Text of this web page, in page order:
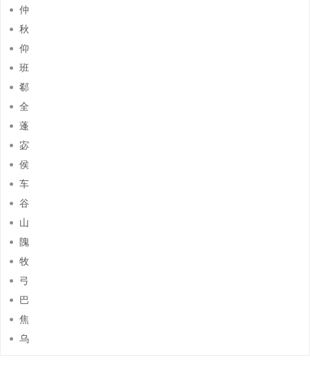
仲
秋
仰
班
郗
全
蓬
宓
侯
车
谷
山
隗
牧
弓
巴
焦
乌